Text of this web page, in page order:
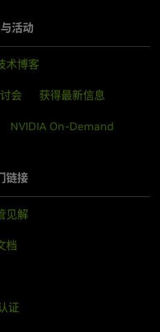
活动
术博客
会 获得最新信息
NVIDIA On-Demand
链接
见解
档
证